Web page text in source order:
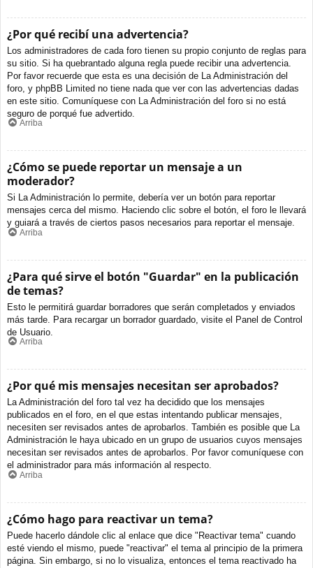
¿Por qué recibí una advertencia?
Los administradores de cada foro tienen su propio conjunto de reglas para
su sitio. Si ha quebrantado alguna regla puede recibir una advertencia.
Por favor recuerde que esta es una decisión de La Administración del
foro, y phpBB Limited no tiene nada que ver con las advertencias dadas
en este sitio. Comuníquese con La Administración del foro si no está
seguro de porqué fue advertido.
Arriba
¿Cómo se puede reportar un mensaje a un
moderador?
Si La Administración lo permite, debería ver un botón para reportar
mensajes cerca del mismo. Haciendo clic sobre el botón, el foro le llevará
y guiará a través de ciertos pasos necesarios para reportar el mensaje.
Arriba
¿Para qué sirve el botón "Guardar" en la publicación
de temas?
Esto le permitirá guardar borradores que serán completados y enviados
más tarde. Para recargar un borrador guardado, visite el Panel de Control
de Usuario.
Arriba
¿Por qué mis mensajes necesitan ser aprobados?
La Administración del foro tal vez ha decidido que los mensajes
publicados en el foro, en el que estas intentando publicar mensajes,
necesiten ser revisados antes de aprobarlos. También es posible que La
Administración le haya ubicado en un grupo de usuarios cuyos mensajes
necesitan ser revisados antes de aprobarlos. Por favor comuníquese con
el administrador para más información al respecto.
Arriba
¿Cómo hago para reactivar un tema?
Puede hacerlo dándole clic al enlace que dice "Reactivar tema" cuando
esté viendo el mismo, puede "reactivar" el tema al principio de la primera
página. Sin embargo, si no lo visualiza, entonces el tema reactivado ha